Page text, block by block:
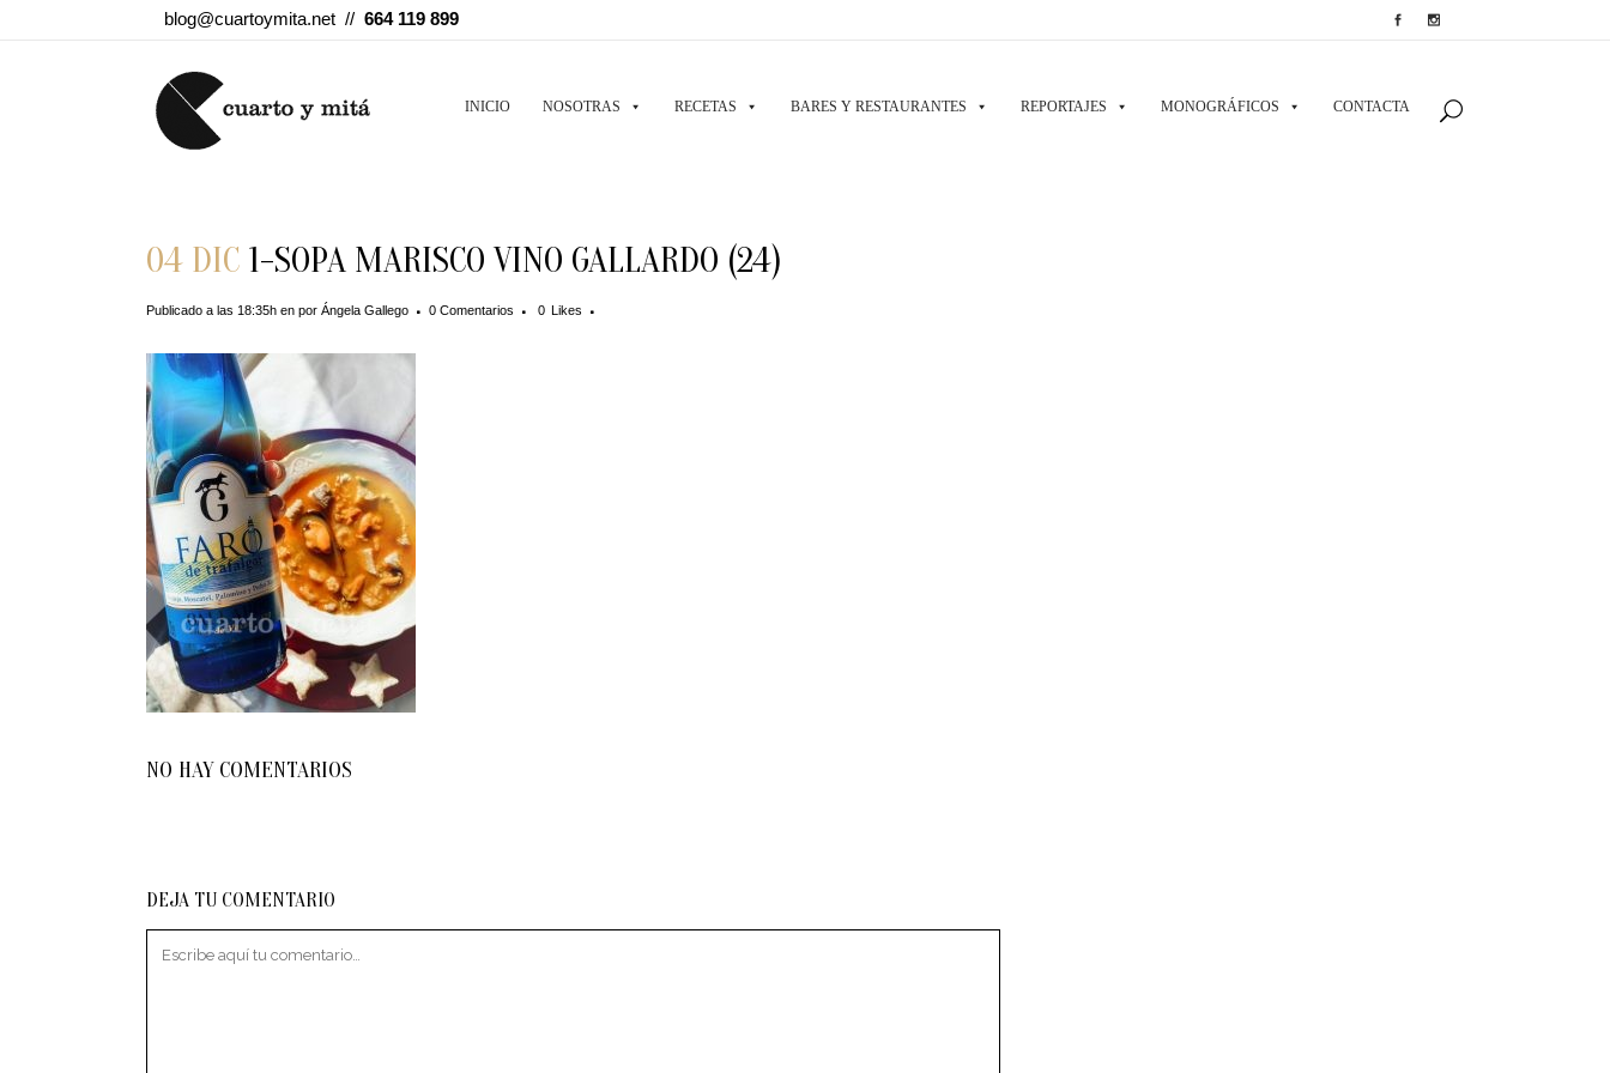
blog@cuartoymita.net // 664 119 899
INICIO NOSOTRAS RECETAS BARES Y RESTAURANTES REPORTAJES MONOGRÁFICOS CONTACTA
04 DIC 1-SOPA MARISCO VINO GALLARDO (24)
Publicado a las 18:35h en por Ángela Gallego 0 Comentarios 0 Likes
NO HAY COMENTARIOS
DEJA TU COMENTARIO